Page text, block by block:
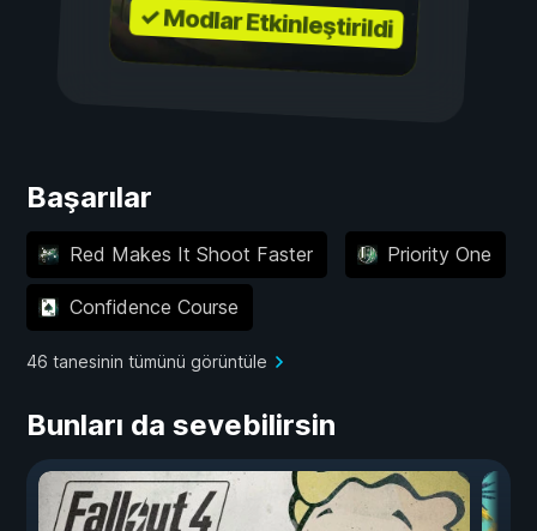
✓ Modlar Etkinleştirildi
Başarılar
Red Makes It Shoot Faster Priority One
Confidence Course
46 tanesinin tümünü görüntüle
Bunları da sevebilirsin